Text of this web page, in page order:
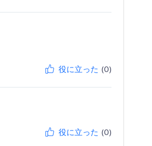
役に立った (0)
役に立った (0)